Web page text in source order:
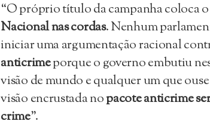
“O próprio título da campanha coloca o
Nacional nas cordas. Nenhum
iniciar uma argumentação racional
anticrimeporque o governo embutiu
visão de mundo e qualquer um que
visão encrustada nopacote anticrime
crime”.